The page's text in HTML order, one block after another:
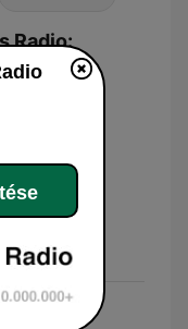
Radio:
P.I."